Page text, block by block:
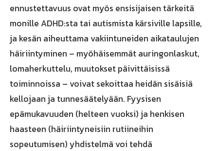
ennustettavuus ovat myös ensisijaisen tärkeitä
monille ADHD:sta tai autismista kärsiville lapsille,
ja kesän aiheuttama vakiintuneiden aikataulujen
häiriintyminen – myöhäisemmät auringonlaskut,
lomaherkuttelu, muutokset päivittäisissä
toiminnoissa – voivat sekoittaa heidän sisäisiä
kellojaan ja tunnesäätelyään. Fyysisen
epämukavuuden (helteen vuoksi) ja henkisen
haasteen (häiriintyneisiin rutiineihin
sopeutumisen) yhdistelmä voi tehdä